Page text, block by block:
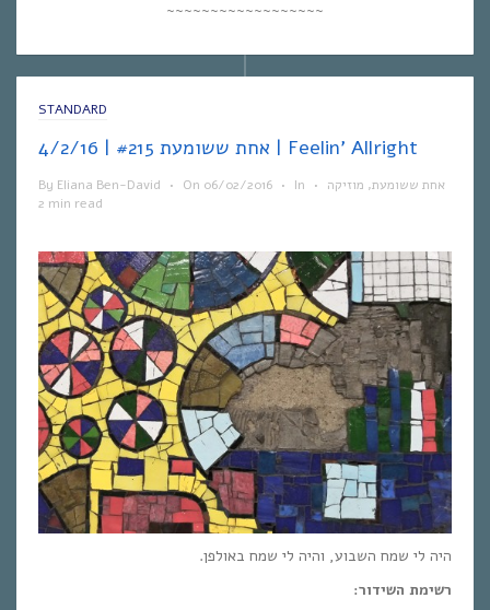
~~~~~~~~~~~~~~~~~~
STANDARD
אחת ששומעת #215 | 4/2/16 | Feelin’ Allright
By Eliana Ben-David • On 06/02/2016 • In אחת ששומעת, מוזיקה
•
2 min read
היה לי שמח השבוע, והיה לי שמח באולפן.
רשימת השידור: